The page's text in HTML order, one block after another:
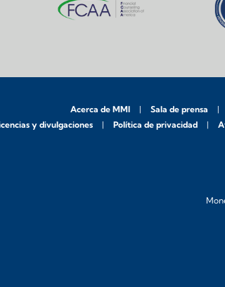
Acerca de MMI Sala de prensa
y divulgaciones
Política de privacidad